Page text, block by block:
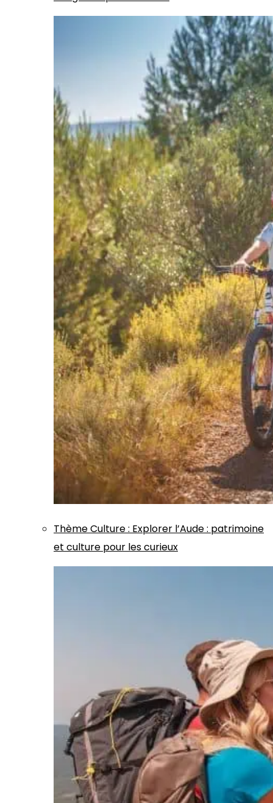
ThèmeCulture: Explorer l’Aude : patrimoine
et culture pour les curieux